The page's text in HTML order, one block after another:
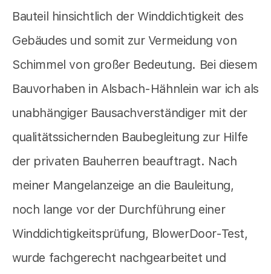
Bauteil hinsichtlich der Winddichtigkeit des
Gebäudes und somit zur Vermeidung von
Schimmel von großer Bedeutung. Bei diesem
Bauvorhaben in Alsbach-Hähnlein war ich als
unabhängiger Bausachverständiger mit der
qualitätssichernden Baubegleitung zur Hilfe
der privaten Bauherren beauftragt. Nach
meiner Mangelanzeige an die Bauleitung,
noch lange vor der Durchführung einer
Winddichtigkeitsprüfung, BlowerDoor-Test,
wurde fachgerecht nachgearbeitet und